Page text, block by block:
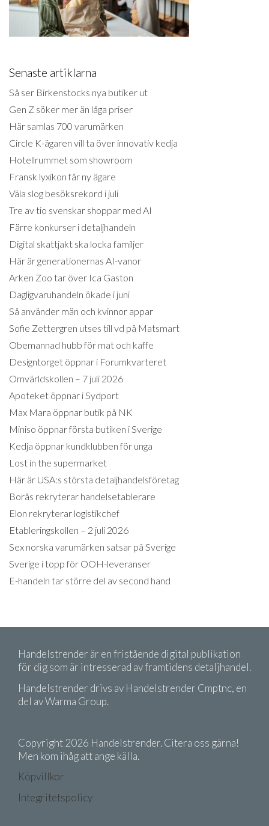
Senaste artiklarna
Så ser Birkenstocks nya butiker ut
Gen Z söker mer än låga priser
Här samlas 700 varumärken
Circle K-ägaren vill ta över innovativ kedja
Hotellrummet som showroom
Fransk lyxikon får ny ägare
Väla slog besöksrekord i juli
Tre av tio svenskar shoppar med AI
Färre konkurser i detaljhandeln
Digital skattjakt ska locka familjer
Här är generationernas AI-vanor
Arken Zoo tar över Ica Gaston
Dagligvaruhandeln ökade i juni
Så använder män och kvinnor appar
Sofie Zettergren utses till vd på Matsmart
Obemannad hubb för mat och kaffe
Designtorget öppnar i Forumkvarteret
Omvärldskollen – 7 juli 2026
Apoteket öppnar i Sydport
Max Mara öppnar butik på NK
Miniso öppnar första butiken i Sverige
Kedja öppnar kundklubben för unga
Lost in the supermarket
Här är USA:s största detaljhandelsföretag
Borås rekryterar handelsetablerare
Elon rekryterar logistikchef
Etableringskollen – 2 juli 2026
Sex norska varumärken satsar på Sverige
Sverige i topp för OOH-leveranser
E-handeln tar större del av second hand
Handelstrender är en fristående digital publikation
för dig som är intresserad av framtidens detaljhandel.
Handelstrender drivs av Handelstrender Cmptnc, en
del av Warma Group.
Copyright 2026 Handelstrender. Citera oss gärna!
Men kom ihåg att ange källa.
Köpvillkor
Integritetspolicy